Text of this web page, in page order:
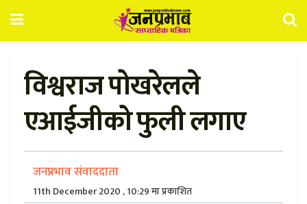
विश्वराज पोखरेलले
एआईजीको फुली लगाए
जनप्रभाव संवाददाता
11th December 2020 , 10:29 मा प्रकाशित